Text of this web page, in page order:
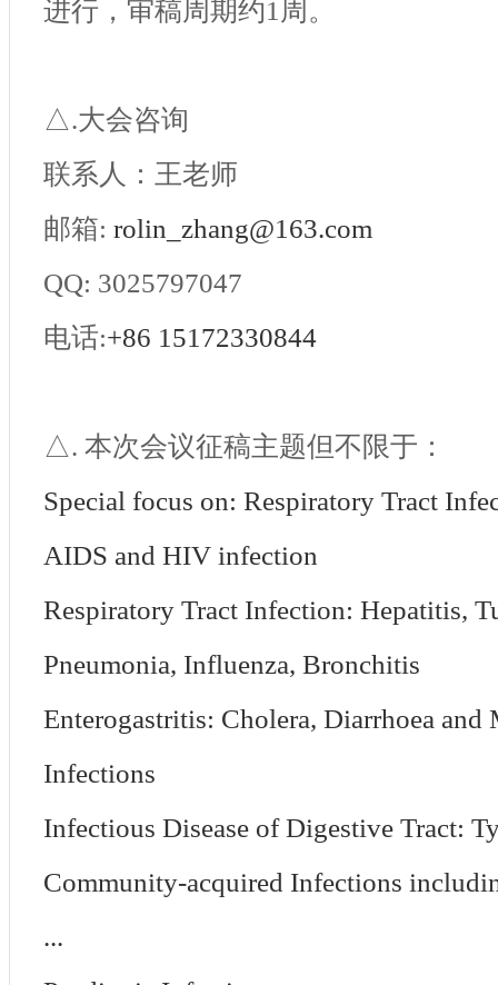
进行，审稿周期约1周。
△.大会咨询
联系人：王老师
邮箱: rolin_zhang@163.com
QQ: 3025797047
电话:+86 15172330844
△. 本次会议征稿主题但不限于：
Special focus on: Respiratory Tract
AIDS and HIV infection
Respiratory Tract Infection: Hepatitis,
Pneumonia, Influenza, Bronchitis
Enterogastritis: Cholera, Diarrhoea and
Infections
Infectious Disease of Digestive Tract:
Community-acquired Infections
...